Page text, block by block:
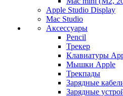
Apple Studio Display
Mac Studio
Аксессуары
Pencil
Трекер
Клавиатуры
Мышки Apple
Трекпады
Зарядные
Зарядные